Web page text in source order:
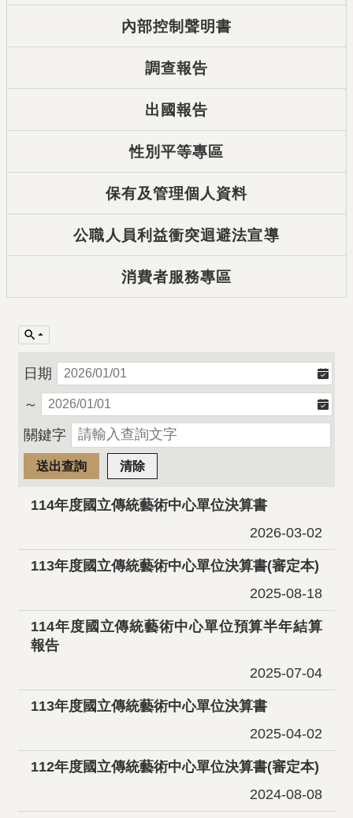
內部控制聲明書
調查報告
出國報告
性別平等專區
保有及管理個人資料
公職人員利益衝突迴避法宣導
消費者服務專區
日期
～
關鍵字
114年度國立傳統藝術中心單位決算書
2026-03-02
113年度國立傳統藝術中心單位決算書(審定本)
2025-08-18
114年度國立傳統藝術中心單位預算半年結算
報告
2025-07-04
113年度國立傳統藝術中心單位決算書
2025-04-02
112年度國立傳統藝術中心單位決算書(審定本)
2024-08-08